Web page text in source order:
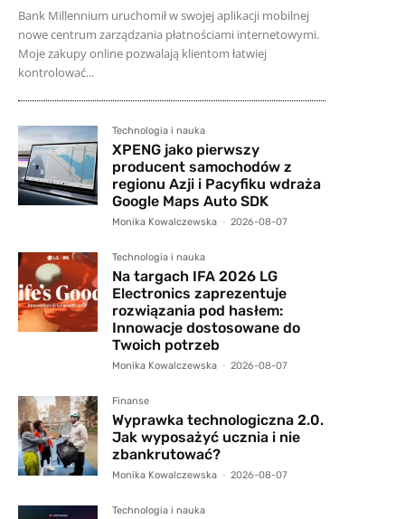
Bank Millennium uruchomił w swojej aplikacji mobilnej
nowe centrum zarządzania płatnościami internetowymi.
Moje zakupy online pozwalają klientom łatwiej
kontrolować...
Technologia i nauka
XPENG jako pierwszy
producent samochodów z
regionu Azji i Pacyfiku wdraża
Google Maps Auto SDK
Monika Kowalczewska - 2026-08-07
Technologia i nauka
Na targach IFA 2026 LG
Electronics zaprezentuje
rozwiązania pod hasłem:
Innowacje dostosowane do
Twoich potrzeb
Monika Kowalczewska - 2026-08-07
Finanse
Wyprawka technologiczna 2.0.
Jak wyposażyć ucznia i nie
zbankrutować?
Monika Kowalczewska - 2026-08-07
Technologia i nauka